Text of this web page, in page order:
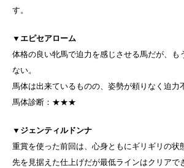
す。
▼ エピセアローム
体格の良い牝馬で迫力を感じさせる馬だが、も
ない。
馬体は出来ているものの、姿勢が頼りなく迫力
馬体診断：★★★
▼ ジェンティルドンナ
重賞を使った前回は、心身ともにギリギリの状
先を見据えた仕上げだが最低ラインはクリアで